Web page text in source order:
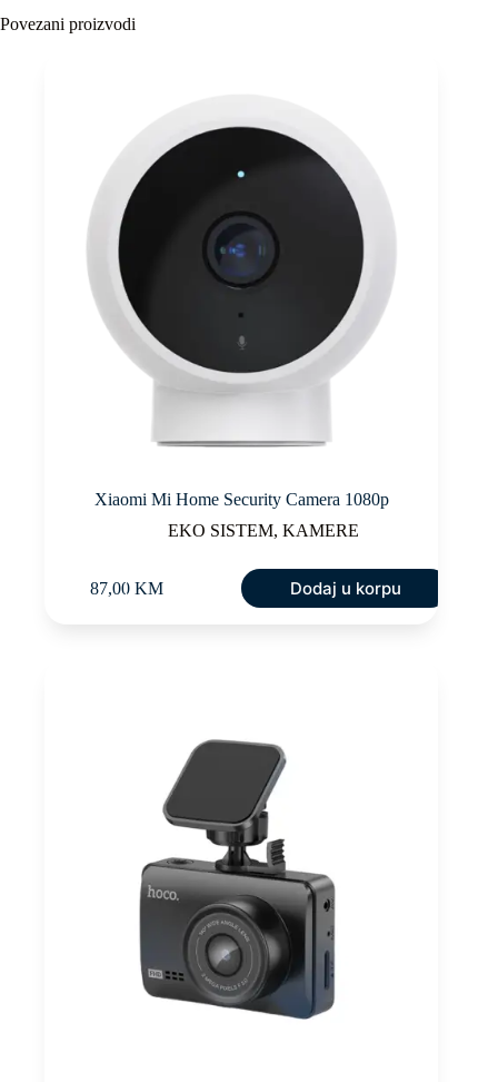
Povezani proizvodi
Xiaomi Mi Home Security Camera 1080p
EKO SISTEM,KAMERE
87,00 KM Dodaj u korpu